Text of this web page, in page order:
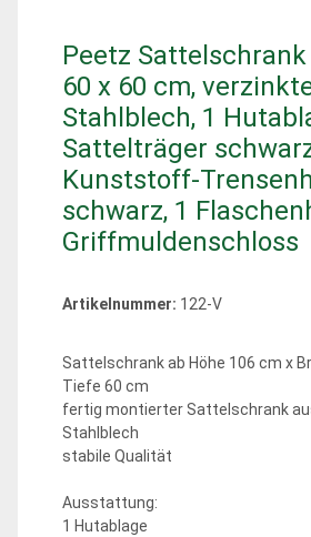
Peetz Sattelschrank
60 x 60 cm,
Stahlblech, 1
Sattelträger
Kunststoff-
schwarz, 1
Griffmuldenschloss
Artikelnummer: 122-V
Sattelschrank ab Höhe 106 cm x
Tiefe 60 cm
fertig montierter Sattelschrank
Stahlblech
stabile Qualität
Ausstattung:
1 Hutablage